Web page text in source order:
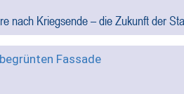
nach Kriegsende – die Zukunft der